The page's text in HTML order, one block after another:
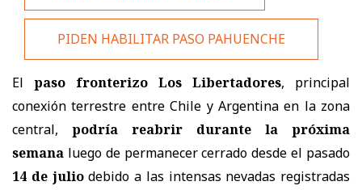
PIDEN HABILITAR PASO PAHUENCHE
El paso fronterizo Los Libertadores, principal
conexión terrestre entre Chile y Argentina en la zona
central, podría reabrir durante la próxima
semana luego de permanecer cerrado desde el pasado
14 de juliodebido a las intensas nevadas registradas